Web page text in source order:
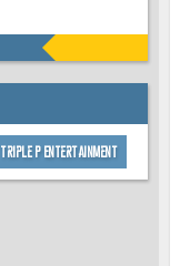
Triple P Entertainment